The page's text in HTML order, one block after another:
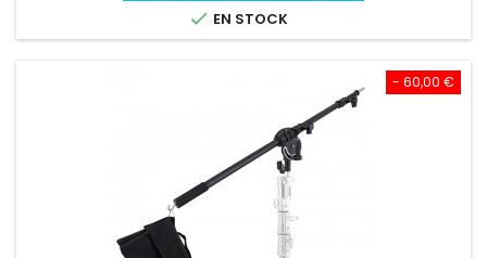
 EN STOCK
- 60,00 €